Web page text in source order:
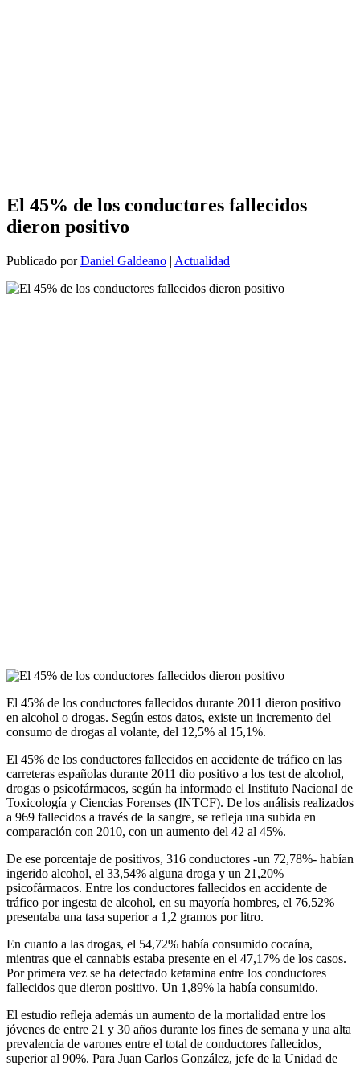
El 45% de los conductores fallecidos
dieron positivo
Publicado porDaniel Galdeano | Actualidad
El 45% de los conductores fallecidos durante 2011 dieron positivo
en alcohol o drogas. Según estos datos, existe un incremento del
consumo de drogas al volante, del 12,5% al 15,1%.
El 45% de los conductores fallecidos en accidente de tráfico en las
carreteras españolas durante 2011 dio positivo a los test de alcohol,
drogas o psicofármacos, según ha informado el Instituto Nacional de
Toxicología y Ciencias Forenses (INTCF). De los análisis realizados
a 969 fallecidos a través de la sangre, se refleja una subida en
comparación con 2010, con un aumento del 42 al 45%.
De ese porcentaje de positivos, 316 conductores -un 72,78%- habían
ingerido alcohol, el 33,54% alguna droga y un 21,20%
psicofármacos. Entre los conductores fallecidos en accidente de
tráfico por ingesta de alcohol, en su mayoría hombres, el 76,52%
presentaba una tasa superior a 1,2 gramos por litro.
En cuanto a las drogas, el 54,72% había consumido cocaína,
mientras que el cannabis estaba presente en el 47,17% de los casos.
Por primera vez se ha detectado ketamina entre los conductores
fallecidos que dieron positivo. Un 1,89% la había consumido.
El estudio refleja además un aumento de la mortalidad entre los
jóvenes de entre 21 y 30 años durante los fines de semana y una alta
prevalencia de varones entre el total de conductores fallecidos,
superior al 90%. Para Juan Carlos González, jefe de la Unidad de